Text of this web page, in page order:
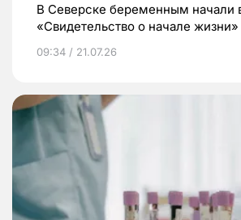
В Северске беременным начали
«Свидетельство о начале жизни»
09:34 / 21.07.26